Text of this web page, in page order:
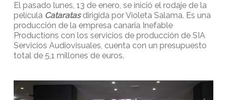
El pasado lunes, 13 de enero, se inició el rodaje de la
película Cataratasdirigida por Violeta Salama. Es una
producción de la empresa canaria Inefable
Productions con los servicios de producción de SIA
Servicios Audiovisuales, cuenta con un presupuesto
total de 5,1 millones de euros.